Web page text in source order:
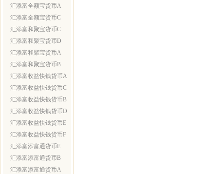
汇添富全额宝货币A
汇添富全额宝货币C
汇添富和聚宝货币C
汇添富和聚宝货币D
汇添富和聚宝货币A
汇添富和聚宝货币B
汇添富收益快钱货币A
汇添富收益快钱货币C
汇添富收益快钱货币B
汇添富收益快钱货币D
汇添富收益快钱货币E
汇添富收益快钱货币F
汇添富添富通货币E
汇添富添富通货币B
汇添富添富通货币A